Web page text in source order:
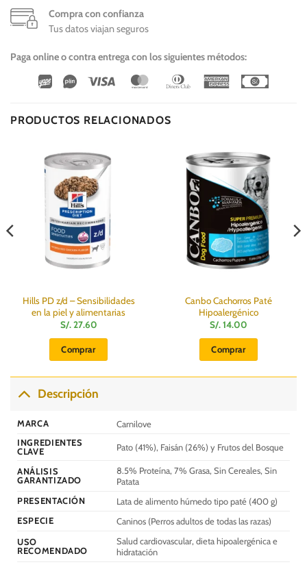
Compra con confianza
Tus datos viajan seguros
Paga online o contra entrega con los siguientes métodos:
Wirecard
Vipps Visa MasterCardDinners
American
PRODUCTOS RELACIONADOS
Hills PD z/d – Sensibilidades
en la piel y alimentarias
S/.27.60
Comprar
Canbo Cachorros Paté
Hipoalergénico
S/.14.00
Comprar
Descripción
MARCA
Carnilove
INGREDIENTES
CLAVE
Pato (41%), Faisán (26%) y Frutos del Bosque
ANÁLISIS
GARANTIZADO
8.5% Proteína, 7% Grasa, Sin Cereales, Sin
Patata
PRESENTACIÓN
Lata de alimento húmedo tipo paté (400 g)
ESPECIE
Caninos (Perros adultos de todas las razas)
USO
RECOMENDADO
Salud cardiovascular, dieta hipoalergénica e
hidratación